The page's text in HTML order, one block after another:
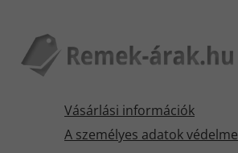
Vásárlási információk
A személyes adatok védelme